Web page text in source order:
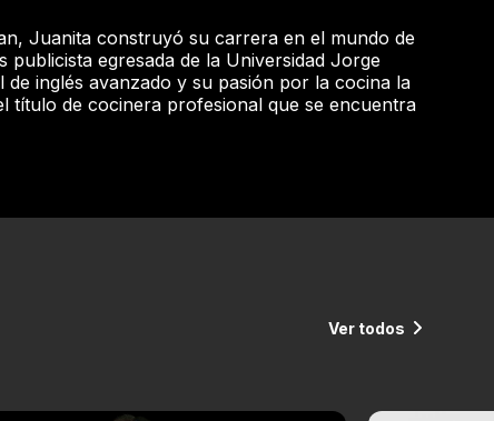
Juanita construyó su carrera en el mundo de
publicista egresada de la Universidad Jorge
de inglés avanzado y su pasión por la cocina la
título de cocinera profesional que se encuentra
Ver todos